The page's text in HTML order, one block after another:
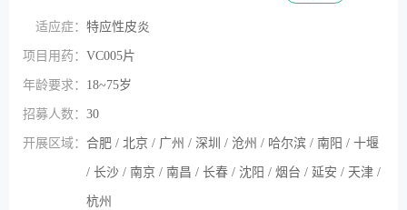
适应症： 特应性皮炎
项目用药： VC005片
年龄要求： 18~75岁
招募人数： 30
开展区域： 合肥 / 北京 / 广州 / 深圳 / 沧州 / 哈尔滨 / 南阳 / 十堰
/ 长沙 / 南京 / 南昌 / 长春 / 沈阳 / 烟台 / 延安 / 天津 /
杭州